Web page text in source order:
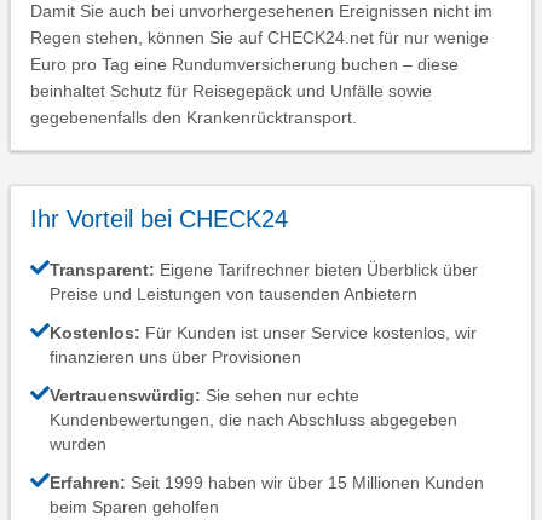
Damit Sie auch bei unvorhergesehenen Ereignissen nicht im
Regen stehen, können Sie auf CHECK24.net für nur wenige
Euro pro Tag eine Rundumversicherung buchen – diese
beinhaltet Schutz für Reisegepäck und Unfälle sowie
gegebenenfalls den Krankenrücktransport.
Ihr Vorteil bei CHECK24
Transparent: Eigene Tarifrechner bieten Überblick über
Preise und Leistungen von tausenden Anbietern
Kostenlos: Für Kunden ist unser Service kostenlos, wir
finanzieren uns über Provisionen
Vertrauenswürdig: Sie sehen nur echte
Kundenbewertungen, die nach Abschluss abgegeben
wurden
Erfahren: Seit 1999 haben wir über 15 Millionen Kunden
beim Sparen geholfen